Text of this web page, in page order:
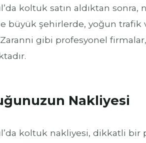
koltuk satın aldıktan
büyük şehirlerde, yoğun trafik
gibi profesyonel
Nakliyesi
koltuk nakliyesi, dikkatli bir